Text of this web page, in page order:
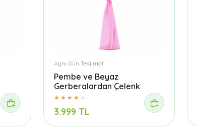
Aynı Gün Teslimat
Pembe ve Beyaz
Gerberalardan Çelenk
3.999 TL